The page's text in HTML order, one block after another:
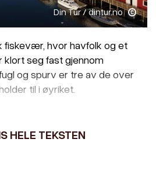
Din Tur / dintur.no
hvor havfolk og et
klort seg fast gjennom
og spurv er tre av de over
til i øyriket.
HELE TEKSTEN